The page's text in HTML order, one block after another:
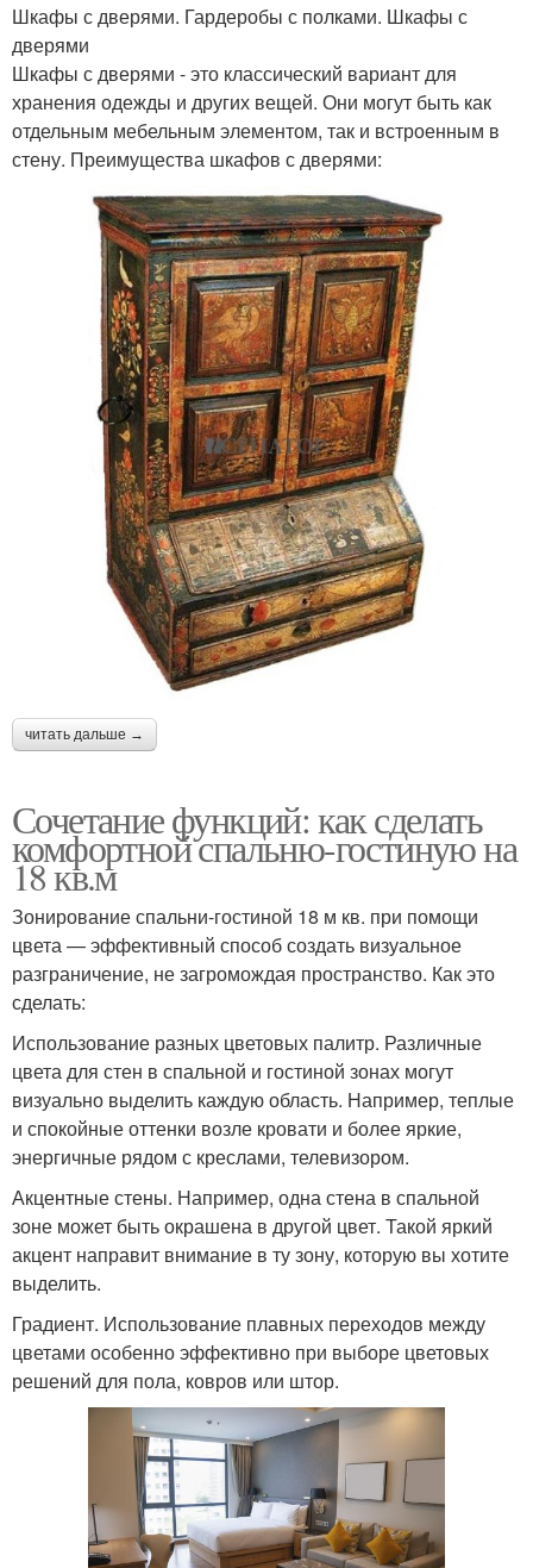
Шкафы с дверями. Гардеробы с полками. Шкафы с
дверями
Шкафы с дверями - это классический вариант для
хранения одежды и других вещей. Они могут быть как
отдельным мебельным элементом, так и встроенным в
стену. Преимущества шкафов с дверями:
читать дальше →
Сочетание функций: как сделать
комфортной спальню-гостиную на
18 кв.м
Зонирование спальни-гостиной 18 м кв. при помощи
цвета — эффективный способ создать визуальное
разграничение, не загромождая пространство. Как это
сделать:
Использование разных цветовых палитр. Различные
цвета для стен в спальной и гостиной зонах могут
визуально выделить каждую область. Например, теплые
и спокойные оттенки возле кровати и более яркие,
энергичные рядом с креслами, телевизором.
Акцентные стены. Например, одна стена в спальной
зоне может быть окрашена в другой цвет. Такой яркий
акцент направит внимание в ту зону, которую вы хотите
выделить.
Градиент. Использование плавных переходов между
цветами особенно эффективно при выборе цветовых
решений для пола, ковров или штор.